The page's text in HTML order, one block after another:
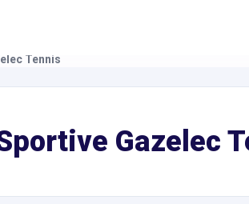
Tennis
Gazelec